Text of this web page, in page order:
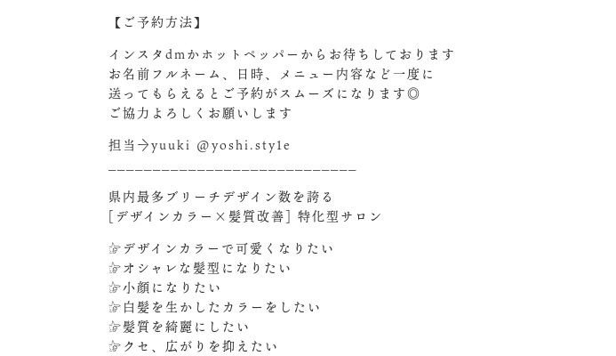
【ご予約方法】
インスタdmかホットペッパーからお待ちしております‍
お名前フルネーム、日時、メニュー内容など一度に
送ってもらえるとご予約がスムーズになります◎
ご協力よろしくお願いします
担当→yuuki @yoshi.sty1e
県内最多ブリーチデザイン数を誇る
[デザインカラー×髪質改善] 特化型サロン
☞デザインカラーで可愛くなりたい
☞オシャレな髪型になりたい
☞小顔になりたい
☞白髪を生かしたカラーをしたい
☞髪質を綺麗にしたい
☞クセ、広がりを抑えたい